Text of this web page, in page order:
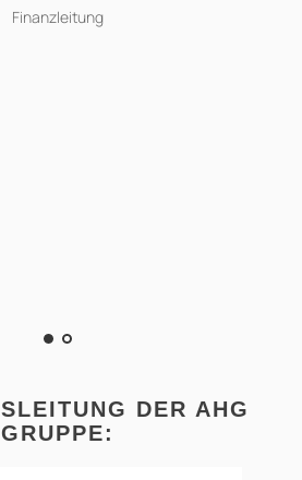
Finanzleitung
DER AHG
GRUPPE: